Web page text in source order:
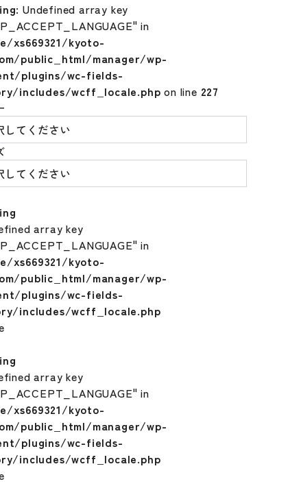
: Undefined array key
in
xs669321/kyoto-
public_html/manager/wp-
plugins/wc-fields-
includes/wcff_locale.php on line 227
array key
in
xs669321/kyoto-
public_html/manager/wp-
plugins/wc-fields-
includes/wcff_locale.php
array key
in
xs669321/kyoto-
public_html/manager/wp-
plugins/wc-fields-
includes/wcff_locale.php